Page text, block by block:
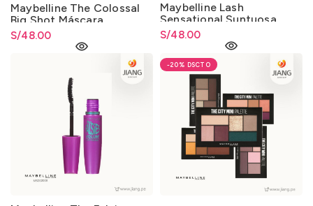
Maybelline The Colossal
Big Shot Máscara
Impermeable 226 Negro
intenso 9.5ml.
S/48.00
Maybelline Lash
Sensational Suntuosa
Máscara Lavable 702
Negro Intenso 9.0ml.
S/48.00
-20%